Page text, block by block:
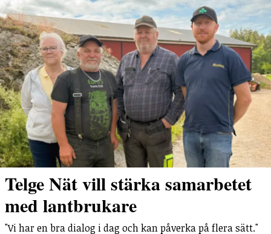
Telge Nät vill stärka samarbetet
med lantbrukare
"Vi har en bra dialog i dag och kan påverka på flera sätt."